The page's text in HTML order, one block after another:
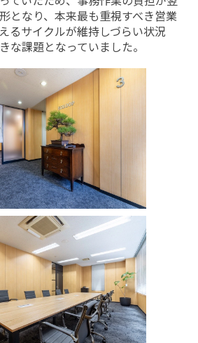
となり、本来最も重視すべき営業
るサイクルが維持しづらい状況
な課題となっていました。